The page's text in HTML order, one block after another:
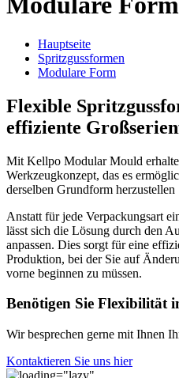
Hauptseite
Spritzgussformen
Modulare Form
Flexible
effiziente
Mit Kellpo Modular Mould
Werkzeugkonzept, das es
derselben Grundform herzustellen
Anstatt für jede Verpackungsart
lässt sich die Lösung durch den
anpassen. Dies sorgt für eine
Produktion, bei der Sie auf
vorne beginnen zu müssen.
Benötigen Sie Flexibilität
Wir besprechen gerne mit Ihnen
Kontaktieren Sie uns hier